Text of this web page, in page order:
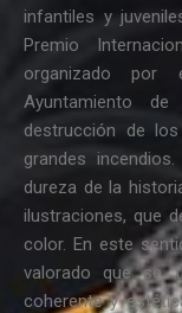
infantiles y
Premio
organizado por
Ayuntamiento
destrucción de
grandes
dureza de la
ilustraciones, que
color. En este
valorado que se
coherente y